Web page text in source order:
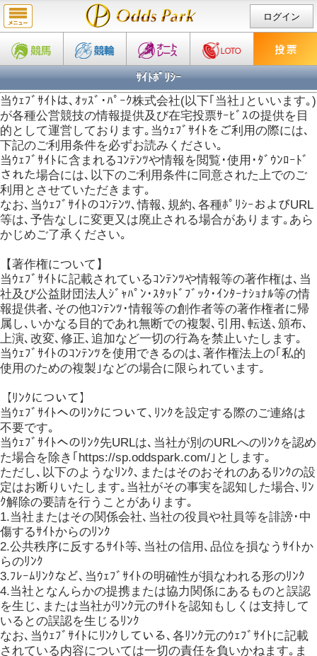
ログイン
ｻｲﾄﾎﾟﾘｼｰ
当ｳｪﾌﾞｻｲﾄは､ｵｯｽﾞ･ﾊﾟｰｸ株式会社(以下｢当社｣といいます｡)
が各種公営競技の情報提供及び在宅投票ｻｰﾋﾞｽの提供を目
的として運営しております｡当ｳｪﾌﾞｻｲﾄをご利用の際には､
下記のご利用条件を必ずお読みください｡
当ｳｪﾌﾞｻｲﾄに含まれるｺﾝﾃﾝﾂや情報を閲覧･使用･ﾀﾞｳﾝﾛｰﾄﾞ
された場合には､以下のご利用条件に同意された上でのご
利用とさせていただきます｡
なお､当ｳｪﾌﾞｻｲﾄのｺﾝﾃﾝﾂ､情報､規約､各種ﾎﾟﾘｼｰおよびURL
等は､予告なしに変更又は廃止される場合があります｡あら
かじめご了承ください｡
【著作権について】
当ｳｪﾌﾞｻｲﾄに記載されているｺﾝﾃﾝﾂや情報等の著作権は､当
社及び公益財団法人ｼﾞｬﾊﾟﾝ･ｽﾀｯﾄﾞﾌﾞｯｸ･ｲﾝﾀｰﾅｼｮﾅﾙ等の情
報提供者､その他ｺﾝﾃﾝﾂ･情報等の創作者等の著作権者に帰
属し､いかなる目的であれ無断での複製､引用､転送､頒布､
上演､改変､修正､追加など一切の行為を禁止いたします｡
当ｳｪﾌﾞｻｲﾄのｺﾝﾃﾝﾂを使用できるのは､著作権法上の｢私的
使用のための複製｣などの場合に限られています｡
【ﾘﾝｸについて】
当ｳｪﾌﾞｻｲﾄへのﾘﾝｸについて､ﾘﾝｸを設定する際のご連絡は
不要です｡
当ｳｪﾌﾞｻｲﾄへのﾘﾝｸ先URLは､当社が別のURLへのﾘﾝｸを認め
た場合を除き｢https://sp.oddspark.com/｣とします｡
ただし､以下のようなﾘﾝｸ､またはそのおそれのあるﾘﾝｸの設
定はお断りいたします｡当社がその事実を認知した場合､ﾘﾝ
ｸ解除の要請を行うことがあります｡
1.当社またはその関係会社､当社の役員や社員等を誹謗･中
傷するｻｲﾄからのﾘﾝｸ
2.公共秩序に反するｻｲﾄ等､当社の信用､品位を損なうｻｲﾄか
らのﾘﾝｸ
3.ﾌﾚｰﾑﾘﾝｸなど､当ｳｪﾌﾞｻｲﾄの明確性が損なわれる形のﾘﾝｸ
4.当社となんらかの提携または協力関係にあるものと誤認
を生じ､または当社がﾘﾝｸ元のｻｲﾄを認知もしくは支持して
いるとの誤認を生じるﾘﾝｸ
なお､当ｳｪﾌﾞｻｲﾄにﾘﾝｸしている､各ﾘﾝｸ元のｳｪﾌﾞｻｲﾄに記載
されている内容については一切の責任を負いかねます｡ま